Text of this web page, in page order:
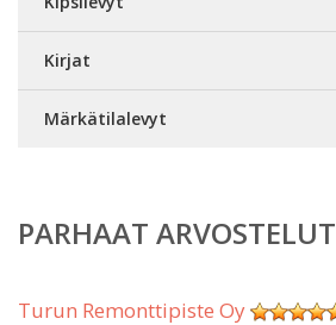
Kirjat
Märkätilalevyt
PARHAAT ARVOSTELUT
Turun Remonttipiste Oy